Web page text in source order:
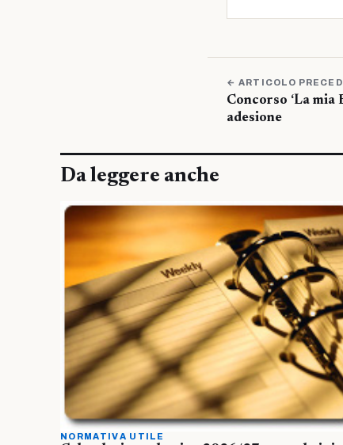
← ARTICOLO
Concorso ‘La mia
adesione
Da leggere anche
NORMATIVA UTILE